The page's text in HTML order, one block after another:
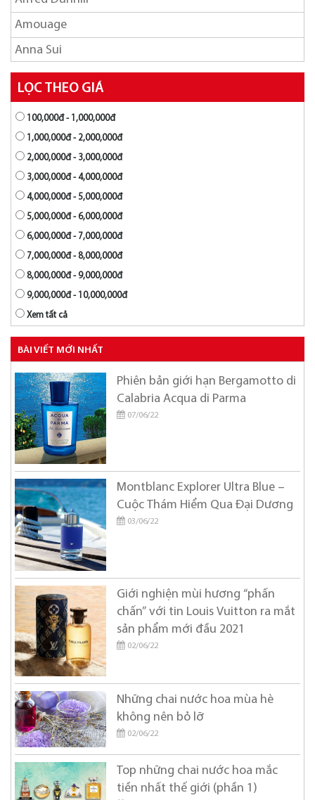
Amouage
Anna Sui
Ariana Grande
Armaf
Azzaro
Balmain
BANOBAGI
Britney Spears
Burberry
Bvlgari
Byredo
Calvin Klein
Carolina Herrera
Cartier
Chanel
Chloe
Chopard
Christian Dior
Christian Louboutin
Coach
Creed
Cristiano Ronaldo
David Beckham
Davidoff
Diesel
Diptyque
DOLCE & GABBANA
Donna Karan
DSQUARED2
Elie Saab
Elizabeth Arden
LỌC THEO GIÁ
100,000đ - 1,000,000đ
1,000,000đ - 2,000,000đ
2,000,000đ - 3,000,000đ
3,000,000đ - 4,000,000đ
4,000,000đ - 5,000,000đ
5,000,000đ - 6,000,000đ
6,000,000đ - 7,000,000đ
7,000,000đ - 8,000,000đ
8,000,000đ - 9,000,000đ
9,000,000đ - 10,000,000đ
Xem tất cả
BÀI VIẾT MỚI NHẤT
Phiên bản giới hạn Bergamotto di
Calabria Acqua di Parma
07/06/22
Montblanc Explorer Ultra Blue –
Cuộc Thám Hiểm Qua Đại Dương
03/06/22
Giới nghiện mùi hương “phấn
chấn” với tin Louis Vuitton ra mắt
sản phẩm mới đầu 2021
02/06/22
Những chai nước hoa mùa hè
không nên bỏ lỡ
02/06/22
Top những chai nước hoa mắc
tiền nhất thế giới (phần 1)